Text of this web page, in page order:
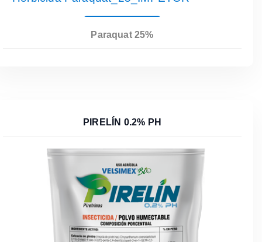
Leer Más
Paraquat 25%
PIRELÍN 0.2% PH